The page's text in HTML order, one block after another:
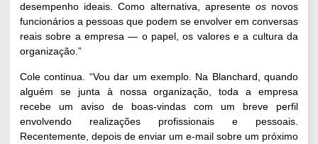
desempenho ideais. Como alternativa, apresente osnovos
funcionários a pessoas que podem se envolver em conversas
reais sobre a empresa — o papel, os valores e a cultura da
organização.”
Cole continua. “Vou dar um exemplo. Na Blanchard , quando
alguém se junta à nossa organização, toda a empresa
recebe um aviso de boas-vindas com um breve perfil
envolvendo realizações profissionais e pessoais.
Recentemente, depois de enviar um e-mail sobre um próximo